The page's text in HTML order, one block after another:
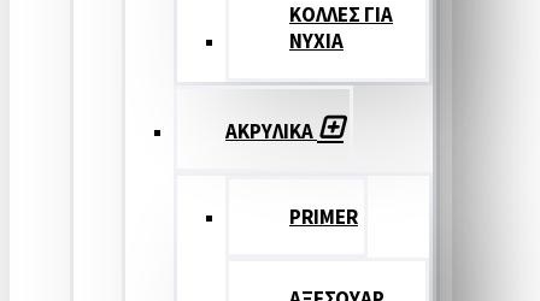
ΚΟΛΛΕΣ ΓΙΑ
ΝΥΧΙΑ
ΑΚΡΥΛΙΚΑ
PRIMER